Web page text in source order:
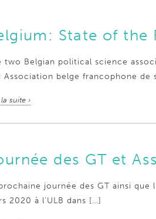
State of the
two Belgian political science
Association belge francophone
suite ›
des GT et
journée des GT ainsi que
2020 à l’ULB dans […]